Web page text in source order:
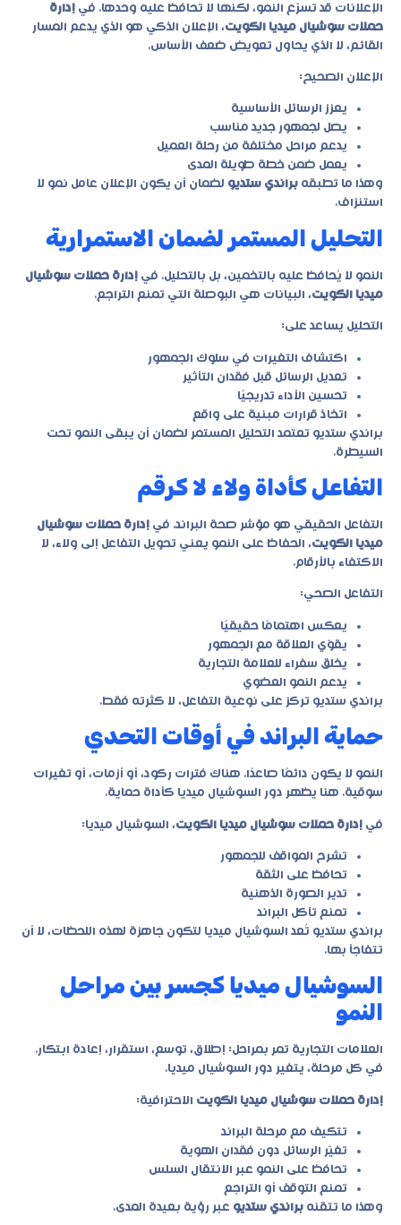
الإعلانات قد تسرّع النمو، لكنها لا تحافظ عليه وحدها. في إدارة
حملات سوشيال ميديا الكويت، الإعلان الذكي هو الذي يدعم المسار
القائم، لا الذي يحاول تعويض ضعف الأساس.
الإعلان الصحيح:
يعزز الرسائل الأساسية
يصل لجمهور جديد مناسب
يدعم مراحل مختلفة من رحلة العميل
يعمل ضمن خطة طويلة المدى
وهذا ما تطبقه براندي ستديو لضمان أن يكون الإعلان عامل نمو لا
استنزاف.
التحليل المستمر لضمان الاستمرارية
النمو لا يُحافظ عليه بالتخمين، بل بالتحليل. في إدارة حملات سوشيال
ميديا الكويت، البيانات هي البوصلة التي تمنع التراجع.
التحليل يساعد على:
اكتشاف التغيرات في سلوك الجمهور
تعديل الرسائل قبل فقدان التأثير
تحسين الأداء تدريجيًا
اتخاذ قرارات مبنية على واقع
براندي ستديو تعتمد التحليل المستمر لضمان أن يبقى النمو تحت
السيطرة.
التفاعل كأداة ولاء لا كرقم
التفاعل الحقيقي هو مؤشر صحة البراند. في إدارة حملات سوشيال
ميديا الكويت، الحفاظ على النمو يعني تحويل التفاعل إلى ولاء، لا
الاكتفاء بالأرقام.
التفاعل الصحي:
يعكس اهتمامًا حقيقيًا
يقوّي العلاقة مع الجمهور
يخلق سفراء للعلامة التجارية
يدعم النمو العضوي
براندي ستديو تركز على نوعية التفاعل، لا كثرته فقط.
حماية البراند في أوقات التحدي
النمو لا يكون دائمًا صاعدًا. هناك فترات ركود، أو أزمات، أو تغيرات
سوقية. هنا يظهر دور السوشيال ميديا كأداة حماية.
في إدارة حملات سوشيال ميديا الكويت، السوشيال ميديا:
تشرح المواقف للجمهور
تحافظ على الثقة
تدير الصورة الذهنية
تمنع تآكل البراند
براندي ستديو تُعد السوشيال ميديا لتكون جاهزة لهذه اللحظات، لا أن
تتفاجأ بها.
السوشيال ميديا كجسر بين مراحل
النمو
العلامات التجارية تمر بمراحل: إطلاق، توسع، استقرار، إعادة ابتكار.
في كل مرحلة، يتغير دور السوشيال ميديا.
إدارة حملات سوشيال ميديا الكويت الاحترافية:
تتكيف مع مرحلة البراند
تغيّر الرسائل دون فقدان الهوية
تحافظ على النمو عبر الانتقال السلس
تمنع التوقف أو التراجع
وهذا ما تتقنه براندي ستديو عبر رؤية بعيدة المدى.